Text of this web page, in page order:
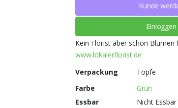
Kunde
Einloggen
Kein Florist aber schön Blumen
www.lokalerflorist.de
Verpackung
Töpfe
Farbe
Grün
Essbar
Nicht Essbar